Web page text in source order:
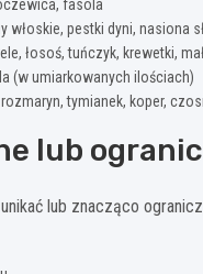
fasola
włoskie, pestki dyni, nasiona
łosoś, tuńczyk, krewetki,
(w umiarkowanych ilościach)
tymianek, koper,
lub
lub znacząco